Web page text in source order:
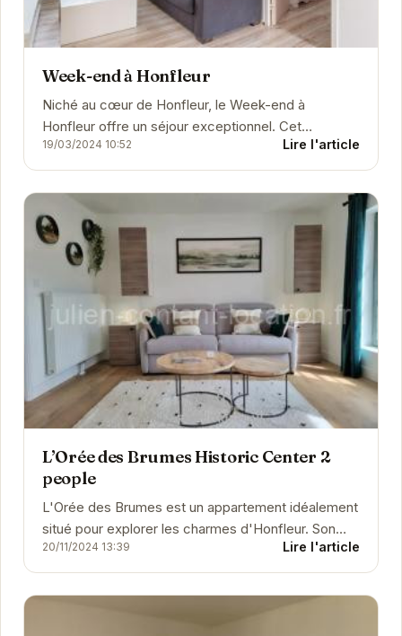
Week-end à Honfleur
Niché au cœur de Honfleur, le Week-end à
Honfleur offre un séjour exceptionnel. Cet
hébergement de charme allie confort moderne et
authenticité...
19/03/2024 10:52 Lire l'article
L’Orée des Brumes Historic Center 2
people
L'Orée des Brumes est un appartement idéalement
situé pour explorer les charmes d'Honfleur. Son
emplacement central vous permet d'accéder...
20/11/2024 13:39 Lire l'article